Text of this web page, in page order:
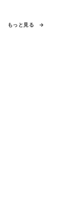
もっと見る